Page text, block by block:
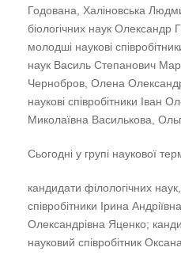
Годована, Халіновська
біологічних наук Олександр
молодші наукові
наук Василь Степанович
Чернобров, Олена
наукові співробітники Іван
Миколаївна Василькова,
Сьогодні у групі наукової
кандидати філологічних
співробітники Ірина
Олександрівна Яценко;
науковий співробітник